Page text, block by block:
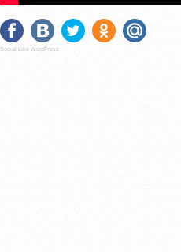
Social Like WordPress